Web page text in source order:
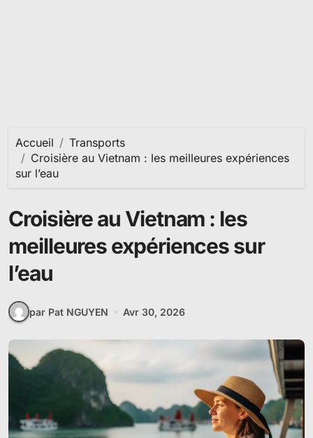
Accueil
Transports
Croisière au Vietnam : les meilleures expériences
sur l’eau
Croisière au Vietnam : les
meilleures expériences sur
l’eau
par Pat NGUYEN Avr 30, 2026